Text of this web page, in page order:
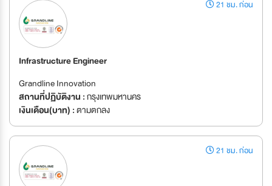
21 ชม. ก่อน
Infrastructure Engineer
Grandline Innovation
สถานที่ปฏิบัติงาน :กรุงเทพมหานคร
เงินเดือน(บาท) :ตามตกลง
21 ชม. ก่อน